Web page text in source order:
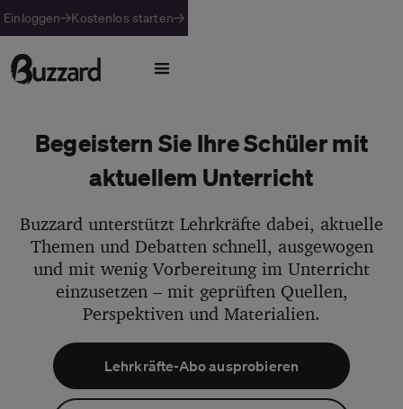
Einloggen Kostenlos starten
Begeistern Sie Ihre Schüler mit
aktuellem Unterricht
Buzzard unterstützt Lehrkräfte dabei, aktuelle
Themen und Debatten schnell, ausgewogen
und mit wenig Vorbereitung im Unterricht
einzusetzen – mit geprüften Quellen,
Perspektiven und Materialien.
Lehrkräfte-Abo ausprobieren